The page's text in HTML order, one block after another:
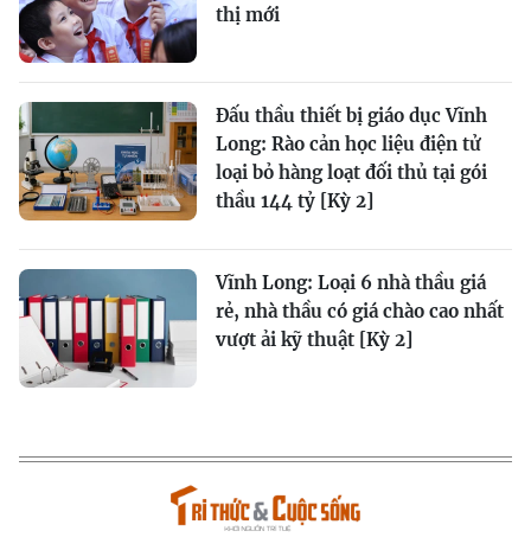
thị mới
Đấu thầu thiết bị giáo dục Vĩnh
Long: Rào cản học liệu điện tử
loại bỏ hàng loạt đối thủ tại gói
thầu 144 tỷ [Kỳ 2]
Vĩnh Long: Loại 6 nhà thầu giá
rẻ, nhà thầu có giá chào cao nhất
vượt ải kỹ thuật [Kỳ 2]